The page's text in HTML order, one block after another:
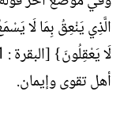
الَّذِي يَنْعِقُ بِمَا لَا
أهل تقوى وإيمان.